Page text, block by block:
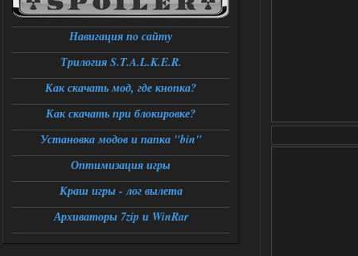
Навигация по сайту
Трилогия S.T.A.L.K.E.R.
Как скачать мод, где кнопка?
Как скачать при блокировке?
Установка модов и папка "bin"
Оптимизация игры
Краш игры - лог вылета
Архиваторы 7zip и WinRar